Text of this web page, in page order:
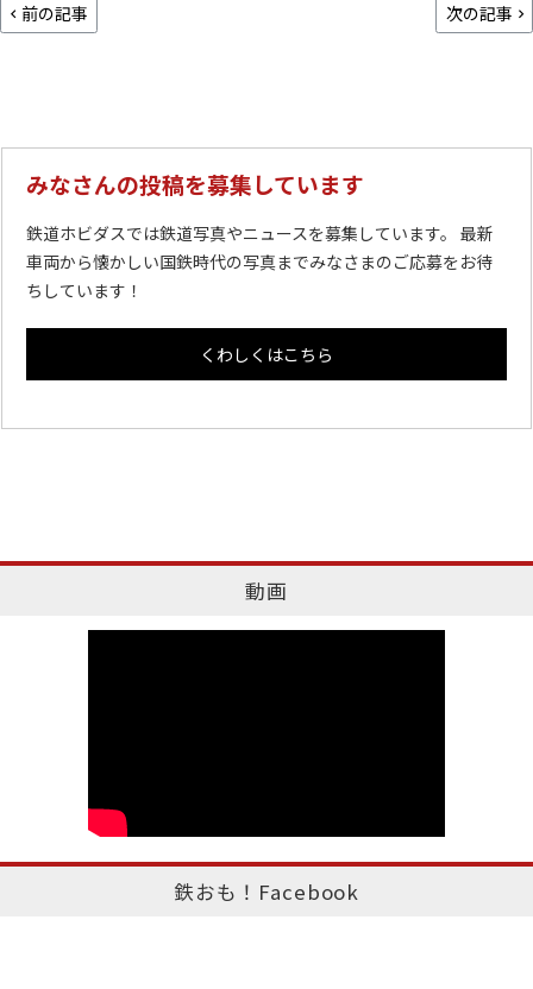
前の記事 次の記事
みなさんの投稿を募集しています
鉄道ホビダスでは鉄道写真やニュースを募集しています。 最新
車両から懐かしい国鉄時代の写真までみなさまのご応募をお待
ちしています！
くわしくはこちら
動画
鉄おも！Facebook